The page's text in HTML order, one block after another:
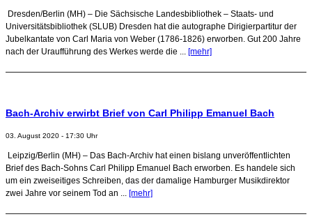
Dresden/Berlin (MH) – Die Sächsische Landesbibliothek – Staats- und
Universitätsbibliothek (SLUB) Dresden hat die autographe Dirigierpartitur der
Jubelkantate von Carl Maria von Weber (1786-1826) erworben. Gut 200 Jahre
nach der Uraufführung des Werkes werde die ... [mehr]
Bach-Archiv erwirbt Brief von Carl Philipp Emanuel Bach
03. August 2020 - 17:30 Uhr
Leipzig/Berlin (MH) – Das Bach-Archiv hat einen bislang unveröffentlichten
Brief des Bach-Sohns Carl Philipp Emanuel Bach erworben. Es handele sich
um ein zweiseitiges Schreiben, das der damalige Hamburger Musikdirektor
zwei Jahre vor seinem Tod an ... [mehr]